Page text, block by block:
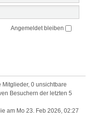
Angemeldet bleiben
0 unsichtbare
Besuchern der letzten 5
am Mo 23. Feb 2026, 02:27